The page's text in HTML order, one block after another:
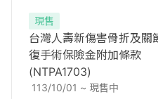
現售
台灣人壽新傷害骨折及關
復手術保險金附加條款
(NTPA1703)
113/10/01 ~ 現售中